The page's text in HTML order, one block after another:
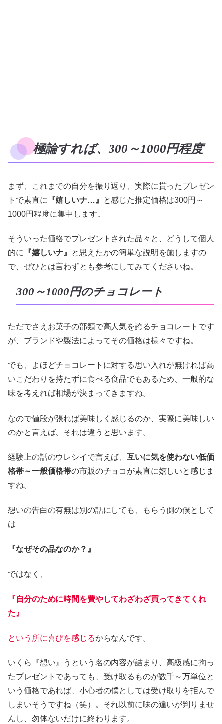
極論すれば、300～1000円程度
まず、これまでの自分を振り返り、実際に貰ったプレゼン
トで素直に
『嬉しいナ…』
と感じた推定価格は300円～
1000円程度に集中します。
そういった価格でプレゼントされた品々と、どうして個人
的に
『嬉しいナ』
と思えたかの簡単な説明を施しますの
で、ぜひとは言わずとも参考にしてみてくださいね。
300～1000円のチョコレート
ただでさえお菓子の部類で高人気を誇るチョコレートです
が、ブランドや製法によってその価格は様々ですね。
でも、よほどチョコレートに対する思い入れが無ければ高
いこだわりを持たずに食べる食品でもあるため、一般的な
味を考えれば相場が決まってきますね。
なので値段が張れば美味しく感じるのか、実際に美味しい
のかと言えば、それは違うと思います。
経験上の話のウレシイで言えば、 互いに気を使わない低価
格帯～一般価格帯の市販のチョコが素直に嬉しいと感じま
すね。
想いの告白の有無は別の話にしても、もらう側の僕として
は
『なぜその品なのか？』
ではなく、
『自分のために時間を費やしてわざわざ買ってきてくれ
た』
という所に喜びを感じるからなんです。
いくら『想い』うという名の内容が詰まり、高級感に拘っ
たプレゼントであっても、受け取るものが数千～万単位と
いう価格であれば、小心者の僕としては受け取りを拒んで
しまいそうですね（笑）。それ以前に味の違いが判りませ
んし、勿体ないだけに終わります。